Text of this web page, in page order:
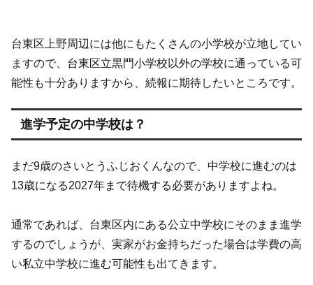
台東区上野周辺には他にもたくさんの小学校が立地してい
ますので、台東区立黒門小学校以外の学校に通っている可
能性も十分ありますから、続報に期待したいところです。
進学予定の中学校は？
まだ9歳のさいとうふじおくんなので、中学校に進むのは
13歳になる2027年まで待機する必要がありますよね。
通常であれば、台東区内にある公立中学校にそのまま進学
するのでしょうが、実家がお金持ちだった場合は学費の高
い私立中学校に進む可能性も出てきます。